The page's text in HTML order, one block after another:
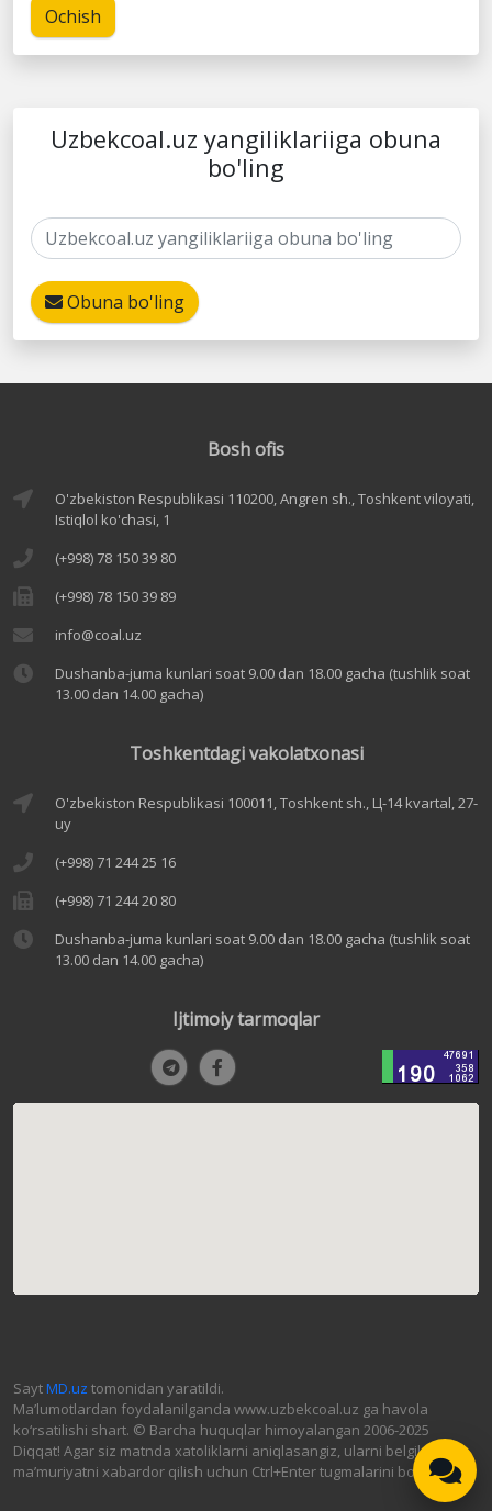
Ochish
Uzbekcoal.uz yangiliklariiga obuna
bo'ling
Obuna bo'ling
Bosh ofis
O'zbekiston Respublikasi 110200, Angren sh., Toshkent viloyati,
Istiqlol ko'chasi, 1
(+998) 78 150 39 80
(+998) 78 150 39 89
info@coal.uz
Dushanba-juma kunlari soat 9.00 dan 18.00 gacha (tushlik soat
13.00 dan 14.00 gacha)
Toshkentdagi vakolatxonasi
O'zbekiston Respublikasi 100011, Toshkent sh., Ц-14 kvartal, 27-
uy
(+998) 71 244 25 16
(+998) 71 244 20 80
Dushanba-juma kunlari soat 9.00 dan 18.00 gacha (tushlik soat
13.00 dan 14.00 gacha)
Ijtimoiy tarmoqlar
SaytMD.uz tomonidan yaratildi.
Ma’lumotlardan foydalanilganda www.uzbekcoal.uz ga havola
ko‘rsatilishi shart. © Barcha huquqlar himoyalangan 2006-2025
Diqqat! Agar siz matnda xatoliklarni aniqlasangiz, ularni belgilab,
ma’muriyatni xabardor qilish uchun Ctrl+Enter tugmalarini bosing.